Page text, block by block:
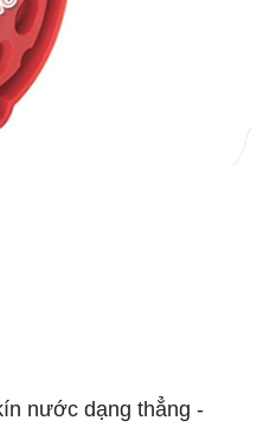
nước dạng thẳng -